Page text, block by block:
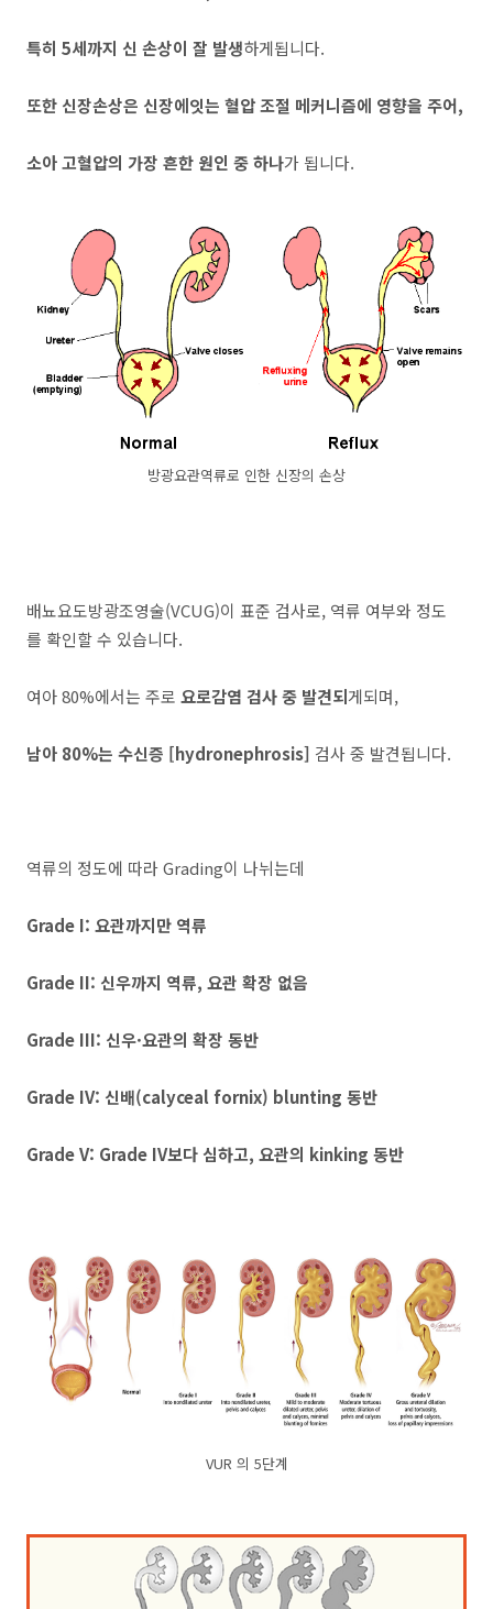
특히 5세까지 신 손상이 잘 발생하게됩니다.
또한 신장손상은 신장에잇는 혈압 조절 메커니즘에 영향을 주어,
소아 고혈압의 가장 흔한 원인 중 하나가 됩니다.
방광요관역류로 인한 신장의 손상
배뇨요도방광조영술(VCUG)이 표준 검사로, 역류 여부와 정도
를 확인할 수 있습니다.
여아 80%에서는 주로 요로감염 검사 중 발견되게되며,
남아 80%는 수신증 [hydronephrosis] 검사 중 발견됩니다.
역류의 정도에 따라 Grading이 나뉘는데
Grade I: 요관까지만 역류
Grade II: 신우까지 역류, 요관 확장 없음
Grade III: 신우·요관의 확장 동반
Grade IV: 신배(calyceal fornix) blunting 동반
Grade V: Grade IV보다 심하고, 요관의 kinking 동반
VUR 의 5단계